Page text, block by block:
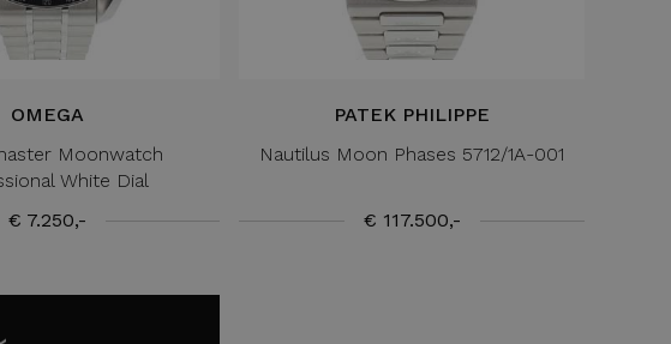
OMEGA
Moonwatch
White Dial
€ 7.250,-
PATEK PHILIPPE
Nautilus Moon Phases 5712/1A-001
€ 117.500,-